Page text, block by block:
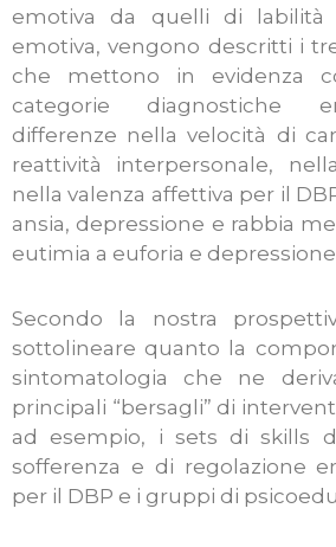
emotiva da quelli di labilità
emotiva, vengono descritti i
che mettono in evidenza
categorie diagnostiche
differenze nella velocità di
reattività interpersonale,
nella valenza affettiva per il
ansia, depressione e rabbia
eutimia a euforia e
Secondo la nostra
sottolineare quanto la
sintomatologia che ne
principali “bersagli” di
ad esempio, i sets di skills
sofferenza e di regolazione
per il DBP e i gruppi di